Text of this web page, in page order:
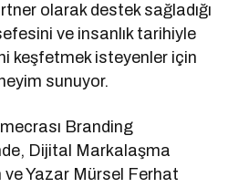
olarak destek sağladığı
ve insanlık tarihiyle
keşfetmek isteyenler için
sunuyor.
Branding
Dijital Markalaşma
ve Yazar Mürsel Ferhat